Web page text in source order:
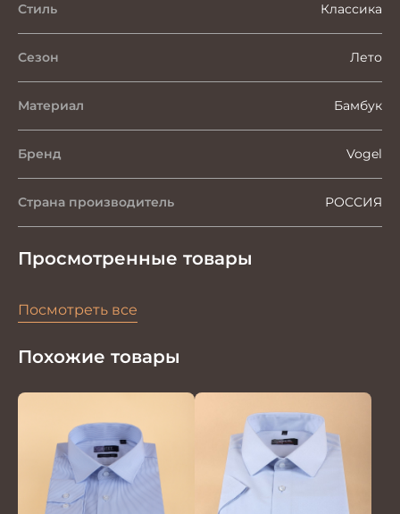
Стиль Классика
Сезон Лето
Материал Бамбук
Бренд Vogel
Страна производитель РОССИЯ
Просмотренные товары
Посмотреть все
Похожие товары